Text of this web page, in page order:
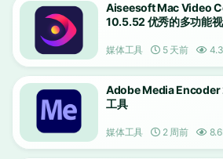
Aiseesoft Mac Video
10.5.52 优秀的多功能
媒体工具 5 天前
Adobe Media Encoder
工具
媒体工具 2 周前